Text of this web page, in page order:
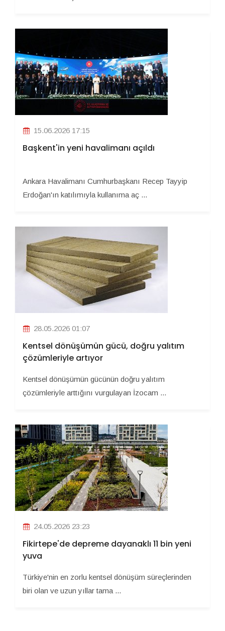
15.06.2026 17:15
Başkent'in yeni havalimanı açıldı
Ankara Havalimanı Cumhurbaşkanı Recep Tayyip
Erdoğan'ın katılımıyla kullanıma aç ...
28.05.2026 01:07
Kentsel dönüşümün gücü, doğru yalıtım
çözümleriyle artıyor
Kentsel dönüşümün gücünün doğru yalıtım
çözümleriyle arttığını vurgulayan İzocam ...
24.05.2026 23:23
Fikirtepe'de depreme dayanaklı 11 bin yeni
yuva
Türkiye'nin en zorlu kentsel dönüşüm süreçlerinden
biri olan ve uzun yıllar tama ...